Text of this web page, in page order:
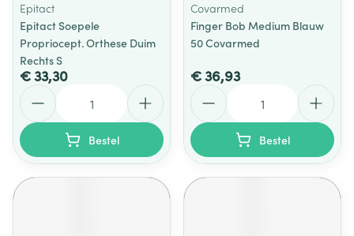
Epitact
Epitact Soepele
Propriocept. Orthese Duim
Rechts S
€ 33,30
Bestel
Covarmed
Finger Bob Medium Blauw
50 Covarmed
€ 36,93
Bestel